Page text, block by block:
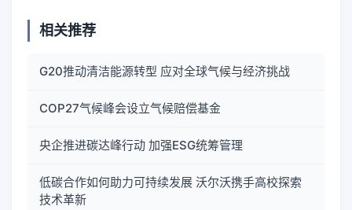
相关推荐
G20推动清洁能源转型 应对全球气候与经济挑战
COP27气候峰会设立气候赔偿基金
央企推进碳达峰行动 加强ESG统筹管理
低碳合作如何助力可持续发展 沃尔沃携手高校探索
技术革新